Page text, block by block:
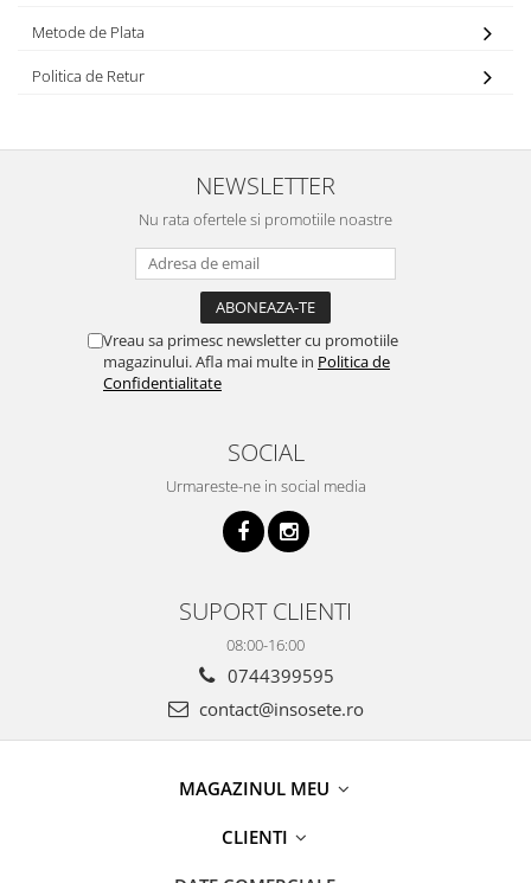
Metode de Plata
Politica de Retur
NEWSLETTER
Nu rata ofertele si promotiile noastre
Vreau sa primesc newsletter cu promotiile
magazinului. Afla mai multe in Politica de
Confidentialitate
SOCIAL
Urmareste-ne in social media
SUPORT CLIENTI
08:00-16:00
0744399595
contact@insosete.ro
MAGAZINUL MEU
CLIENTI